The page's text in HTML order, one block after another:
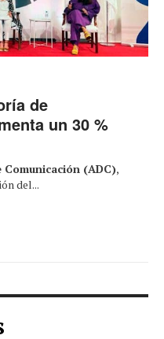
de
un 30 %
(ADC),
del...